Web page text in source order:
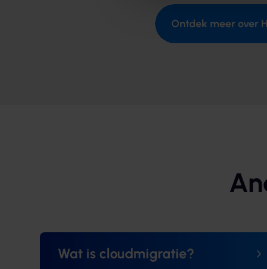
Ontdek meer over
Wat is cloudmigratie?